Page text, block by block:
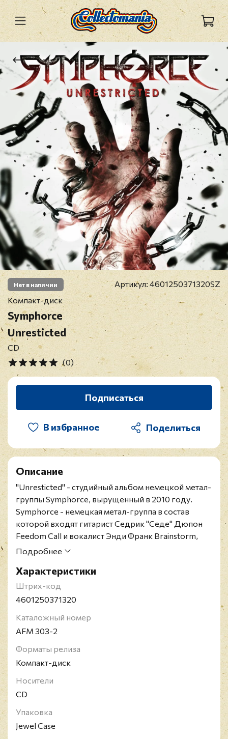
Нет в наличии Артикул: 4601250371320SZ
Компакт-диск
Symphorce
Unresticted
CD
(0)
Подписаться
В избранное
Описание
"Unresticted" - студийный альбом немецкой метал-
группы Symphorce, вырущенный в 2010 году.
Symphorce - немецкая метал-группа в состав
которой входят гитарист Седрик "Седе" Дюпон
Feedom Call и вокалист Энди Франк Brainstorm,
была основана в 1998 году.
Подробнее
Характеристики
Штрих-код
4601250371320
Каталожный номер
AFM 303-2
Форматы релиза
Компакт-диск
Носители
CD
Упаковка
Jewel Case